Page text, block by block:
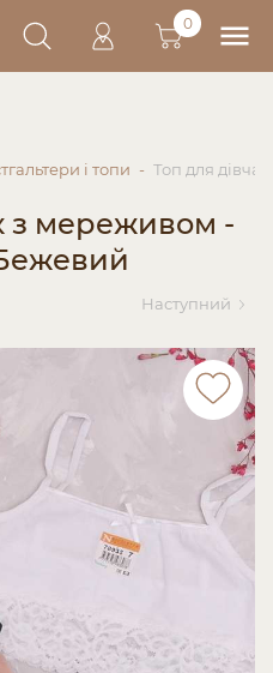
0
і топи Топ для
з мереживом -
Наступний